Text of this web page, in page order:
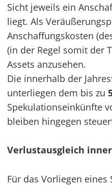
Sicht jeweils ein
liegt. Als
Anschaffungskosten
(in der Regel somit der
Assets anzusehen.
Die innerhalb der
unterliegen dem bis zu
Spekulationseinkünfte
bleiben hingegen
Verlustausgleich
Für das Vorliegen